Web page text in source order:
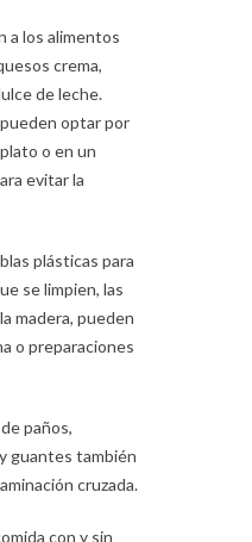
a los alimentos
crema,
de leche.
optar por
o en un
evitar la
plásticas para
se limpien, las
madera, pueden
o preparaciones
paños,
guantes también
cruzada.
con y sin